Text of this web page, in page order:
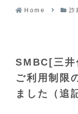
Home 詐
SMBC[三井
ご利用制限
ました（追